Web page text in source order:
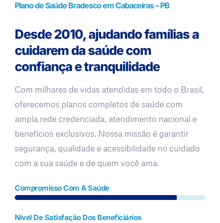
Plano de Saúde Bradesco em Cabaceiras – PB
Desde 2010, ajudando famílias a
cuidarem da saúde com
confiança e tranquilidade
Com milhares de vidas atendidas em todo o Brasil,
oferecemos planos completos de saúde com
ampla rede credenciada, atendimento nacional e
benefícios exclusivos. Nossa missão é garantir
segurança, qualidade e acessibilidade no cuidado
com a sua saúde e de quem você ama.
Compromisso Com A Saúde
Nível De Satisfação Dos Beneficiários